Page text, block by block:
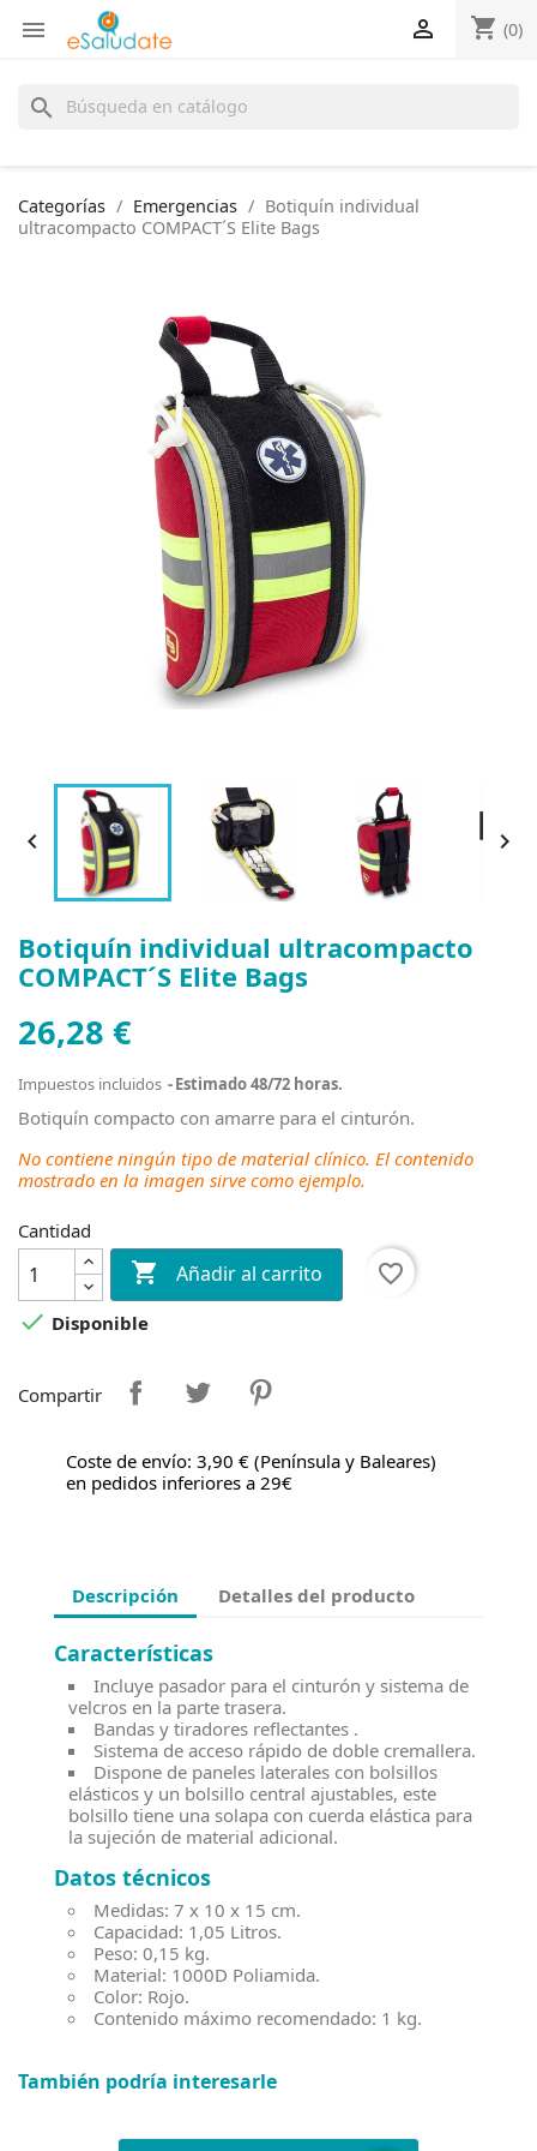
 shopping_cart (0)

search
Categorías Emergencias
Botiquín individual
ultracompacto COMPACT´S Elite Bags
 
Botiquín individual ultracompacto
COMPACT´S Elite Bags
26,28 €
Impuestos incluidos Estimado 48/72 horas.
Botiquín compacto con amarre para el cinturón.
No contiene ningún tipo de material clínico. El contenido
mostrado en la imagen sirve como ejemplo.
Cantidad
 Añadir al carrito
favorite_border
 Disponible
Compartir
Coste de envío: 3,90 € (Península y Baleares)
en pedidos inferiores a 29€
Descripción Detalles del producto
Características
Incluye pasador para el cinturón y sistema de
velcros en la parte trasera.
Bandas y tiradores reflectantes .
Sistema de acceso rápido de doble cremallera.
Dispone de paneles laterales con bolsillos
elásticos y un bolsillo central ajustables, este
bolsillo tiene una solapa con cuerda elástica para
la sujeción de material adicional.
Datos técnicos
Medidas: 7 x 10 x 15 cm.
Capacidad: 1,05 Litros.
Peso: 0,15 kg.
Material: 1000D Poliamida.
Color: Rojo.
Contenido máximo recomendado: 1 kg.
También podría interesarle